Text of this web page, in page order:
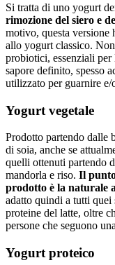
Si tratta di uno yogurt
rimozione del siero e
motivo, questa versione
allo yogurt classico.
probiotici, essenziali per
sapore definito, spesso
utilizzato per guarnire e/
Yogurt vegetale
Prodotto partendo dalle
di soia, anche se
quelli ottenuti partendo
mandorla e riso. Il
prodotto è la naturale
adatto quindi a tutti quei
proteine del latte, oltre
persone che seguono
Yogurt proteico